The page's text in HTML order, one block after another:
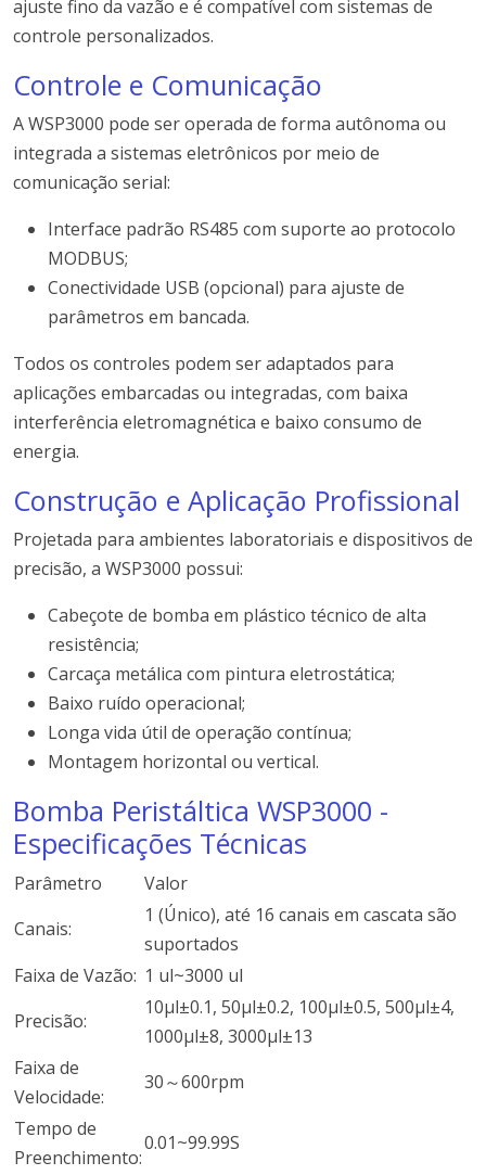
ajuste fino da vazão e é compatível com sistemas de
controle personalizados.
Controle e Comunicação
A WSP3000 pode ser operada de forma autônoma ou
integrada a sistemas eletrônicos por meio de
comunicação serial:
Interface padrão RS485 com suporte ao protocolo
MODBUS;
Conectividade USB (opcional) para ajuste de
parâmetros em bancada.
Todos os controles podem ser adaptados para
aplicações embarcadas ou integradas, com baixa
interferência eletromagnética e baixo consumo de
energia.
Construção e Aplicação Profissional
Projetada para ambientes laboratoriais e dispositivos de
precisão, a WSP3000 possui:
Cabeçote de bomba em plástico técnico de alta
resistência;
Carcaça metálica com pintura eletrostática;
Baixo ruído operacional;
Longa vida útil de operação contínua;
Montagem horizontal ou vertical.
Bomba Peristáltica WSP3000 -
Especificações Técnicas
Parâmetro
Valor
Canais:
1 (Único), até 16 canais em cascata são
suportados
Faixa de Vazão: 1 ul~3000 ul
Precisão:
10μl±0.1, 50μl±0.2, 100μl±0.5, 500μl±4,
1000μl±8, 3000μl±13
Faixa de
Velocidade:
30～600rpm
Tempo de
Preenchimento:
0.01~99.99S